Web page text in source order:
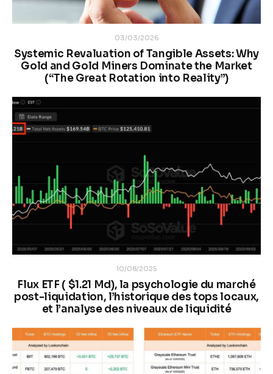
03/03/2026
Systemic Revaluation of Tangible Assets: Why
Gold and Gold Miners Dominate the Market
(“The Great Rotation into Reality”)
10/08/2025
Flux ETF ( $1.21 Md), la psychologie du marché
post-liquidation, l’historique des tops locaux,
et l’analyse des niveaux de liquidité